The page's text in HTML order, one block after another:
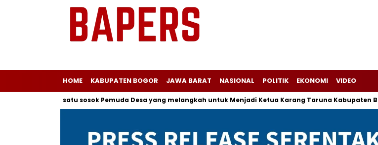
HOME KABUPATEN BOGOR JAWA BARAT NASIONAL POLITIK EKONOMI VIDEO
salah satu sosok Pemuda Desa yang melangkah untuk Menjadi Ketua Karang Taruna Kabupaten